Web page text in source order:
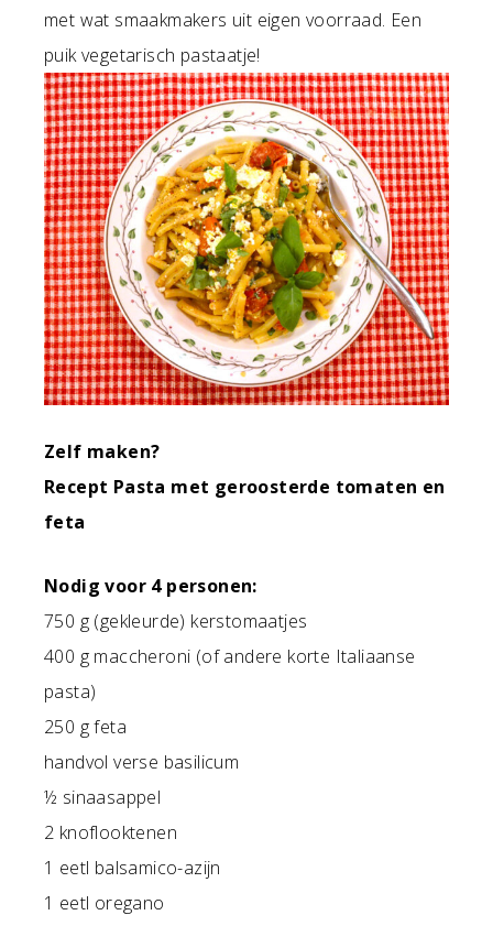
met wat smaakmakers uit eigen voorraad. Een
puik vegetarisch pastaatje!
Zelf maken?
Recept Pasta met geroosterde tomaten en
feta
Nodig voor 4 personen:
750 g (gekleurde) kerstomaatjes
400 g maccheroni (of andere korte Italiaanse
pasta)
250 g feta
handvol verse basilicum
½ sinaasappel
2 knoflooktenen
1 eetl balsamico-azijn
1 eetl oregano